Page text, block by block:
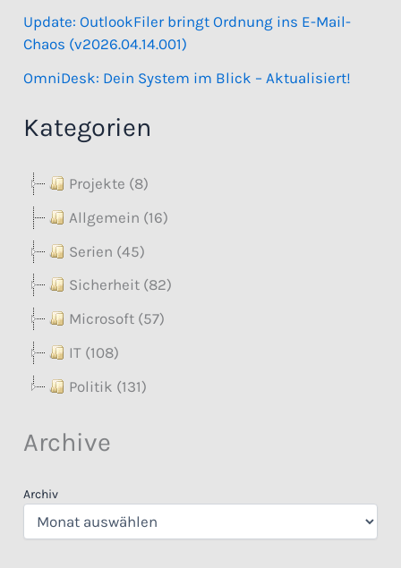
Update: OutlookFiler bringt Ordnung ins E-Mail-
Chaos (v2026.04.14.001)
OmniDesk: Dein System im Blick – Aktualisiert!
Kategorien
Projekte (8)
Allgemein (16)
Serien (45)
Sicherheit (82)
Microsoft (57)
IT (108)
Politik (131)
Archive
Archiv